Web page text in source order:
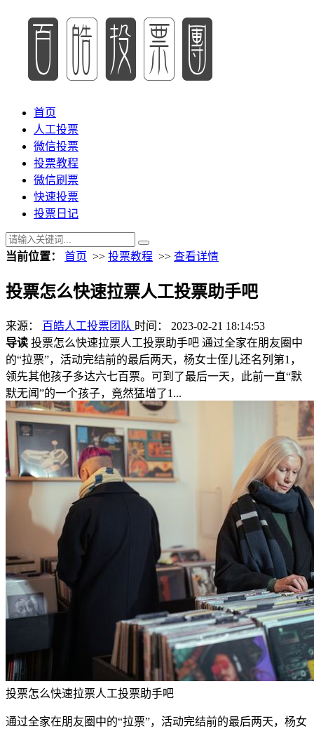
首页
人工投票
微信投票
投票教程
微信刷票
快速投票
投票日记
当前位置： 首页 >> 投票教程 >> 查看详情
投票怎么快速拉票人工投票助手吧
来源： 百皓人工投票团队 时间： 2023-02-21 18:14:53
导读 投票怎么快速拉票人工投票助手吧 通过全家在朋友圈中
的“拉票”，活动完结前的最后两天，杨女士侄儿还名列第1，
领先其他孩子多达六七百票。可到了最后一天，此前一直“默
默无闻”的一个孩子，竟然猛增了1...
投票怎么快速拉票人工投票助手吧
通过全家在朋友圈中的“拉票”，活动完结前的最后两天，杨女